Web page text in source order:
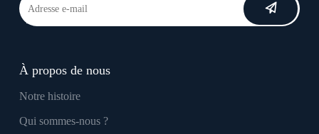
À propos de nous
Notre histoire
Qui sommes-nous ?